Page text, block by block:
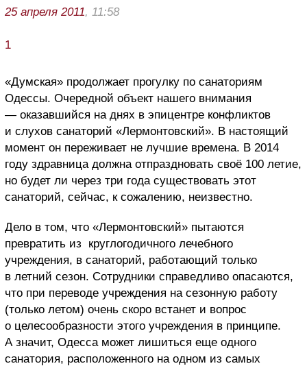
25 апреля 2011, 11:58
1
«Думская» продолжает прогулку по санаториям
Одессы. Очередной объект нашего внимания
— оказавшийся на днях в эпицентре конфликтов
и слухов санаторий «Лермонтовский». В настоящий
момент он переживает не лучшие времена. В 2014
году здравница должна отпраздновать своё 100 летие,
но будет ли через три года существовать этот
санаторий, сейчас, к сожалению, неизвестно.
Дело в том, что «Лермонтовский» пытаются
превратить из круглогодичного лечебного
учреждения, в санаторий, работающий только
в летний сезон. Сотрудники справедливо опасаются,
что при переводе учреждения на сезонную работу
(только летом) очень скоро встанет и вопрос
о целесообразности этого учреждения в принципе.
А значит, Одесса может лишиться еще одного
санатория, расположенного на одном из самых